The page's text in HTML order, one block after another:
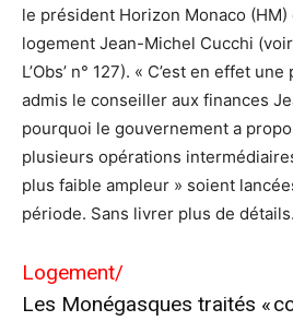
le président Horizon Monaco
logement Jean-Michel Cucchi
L’Obs’ n° 127). « C’est en effet
admis le conseiller aux finances
pourquoi le gouvernement a
plusieurs opérations
plus faible ampleur » soient
période. Sans livrer plus de
Logement/
Les Monégasques traités «